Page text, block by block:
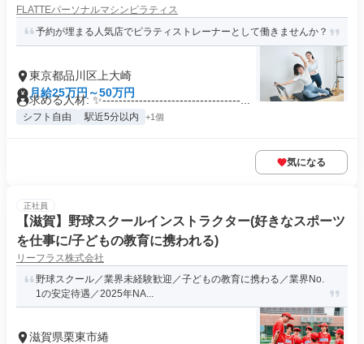
FLATTEパーソナルマシンピラティス
予約が埋まる人気店でピラティストレーナーとして働きませんか？
東京都品川区上大崎
月給25万円～50万円
求める人材: ✨----------------------------------...
シフト自由 駅近5分以内 +1個
気になる
正社員
【滋賀】野球スクールインストラクター(好きなスポーツ
を仕事に/子どもの教育に携われる)
リーフラス株式会社
野球スクール／業界未経験歓迎／子どもの教育に携わる／業界No.
1の安定待遇／2025年NA...
滋賀県栗東市綣